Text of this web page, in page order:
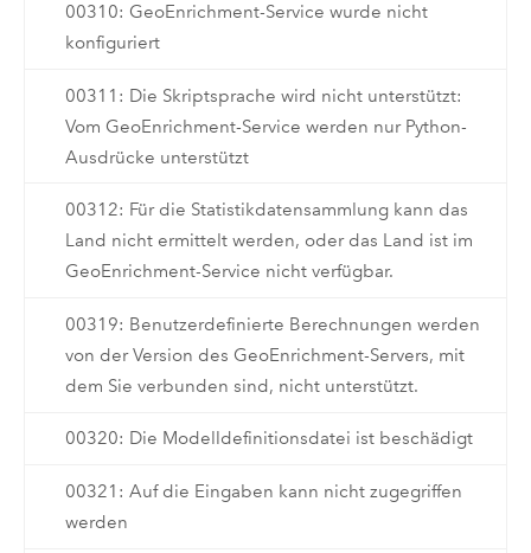
00310: GeoEnrichment-Service wurde nicht
konfiguriert
00311: Die Skriptsprache wird nicht unterstützt:
Vom GeoEnrichment-Service werden nur Python-
Ausdrücke unterstützt
00312: Für die Statistikdatensammlung kann das
Land nicht ermittelt werden, oder das Land ist im
GeoEnrichment-Service nicht verfügbar.
00319: Benutzerdefinierte Berechnungen werden
von der Version des GeoEnrichment-Servers, mit
dem Sie verbunden sind, nicht unterstützt.
00320: Die Modelldefinitionsdatei ist beschädigt
00321: Auf die Eingaben kann nicht zugegriffen
werden